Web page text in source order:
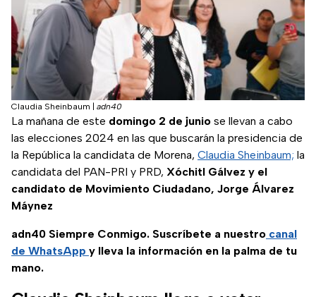
Claudia Sheinbaum adn40
La mañana de este domingo 2 de junio se llevan a cabo
las elecciones 2024 en las que buscarán la presidencia de
la República la candidata de Morena, Claudia Sheinbaum; la
candidata del PAN-PRI y PRD, Xóchitl Gálvez y el
candidato de Movimiento Ciudadano, Jorge Álvarez
Máynez
adn40 Siempre Conmigo. Suscríbete a nuestro canal
de WhatsApp y lleva la información en la palma de tu
mano.